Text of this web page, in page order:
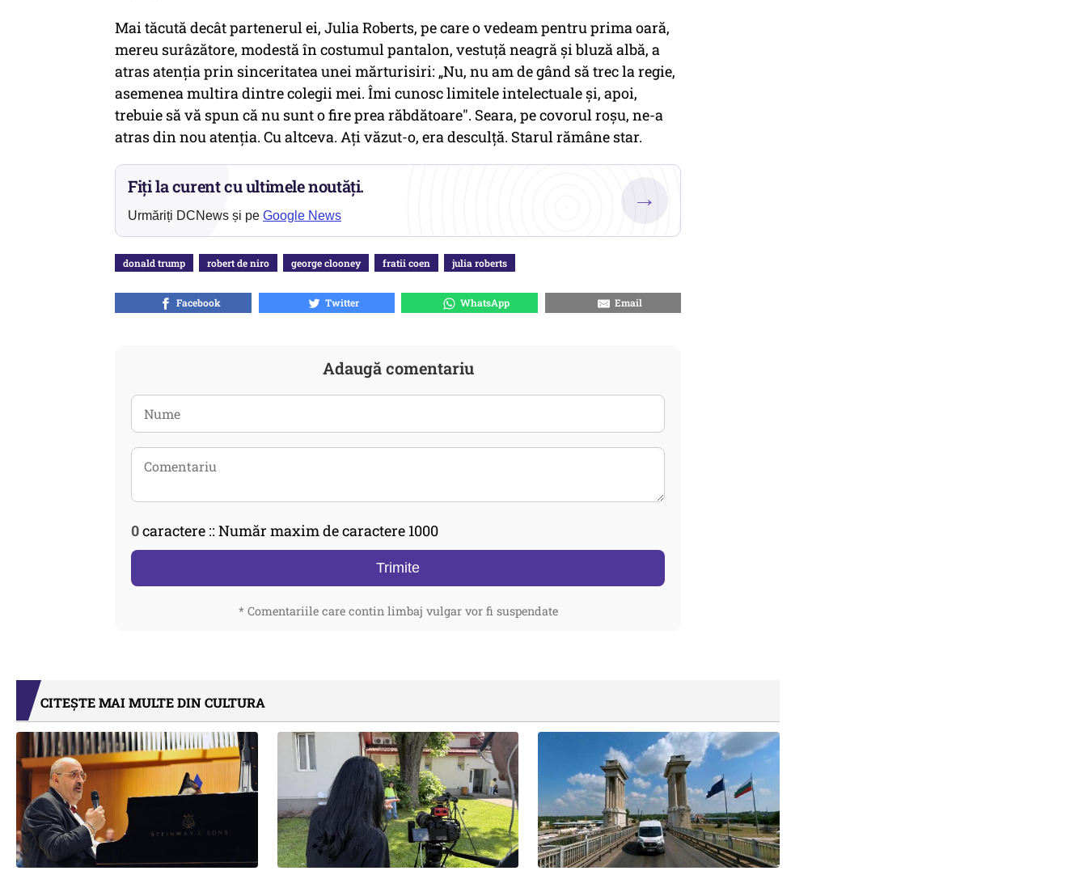
Mai tăcută decât partenerul ei, Julia Roberts, pe care o vedeam pentru prima oară,
mereu surâzătore, modestă în costumul pantalon, vestuță neagră și bluză albă, a
atras atenția prin sinceritatea unei mărturisiri: „Nu, nu am de gând să trec la regie,
asemenea multira dintre colegii mei. Îmi cunosc limitele intelectuale și, apoi,
trebuie să vă spun că nu sunt o fire prea răbdătoare". Seara, pe covorul roșu, ne-a
atras din nou atenția. Cu altceva. Ați văzut-o, era desculță. Starul rămâne star.
Fiți la curent cu ultimele noutăți.
Urmăriți DCNews și pe Google News
→
donald trump robert de niro george clooney fratii coen julia roberts
Facebook Twitter WhatsApp Email
Adaugă comentariu
0caractere :: Număr maxim de caractere 1000
Trimite
* Comentariile care contin limbaj vulgar vor fi suspendate
CITEȘTE MAI MULTE DIN CULTURA